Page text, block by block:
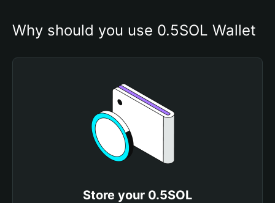
Why should you use 0.5SOL Wallet
Store your 0.5SOL